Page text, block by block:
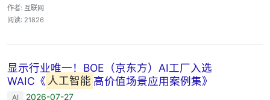
作者: 互联网
阅读: 21826
显示行业唯一！BOE（京东方）AI工厂入选
WAIC《 人工智能 高价值场景应用案例集》
AI 2026-07-27